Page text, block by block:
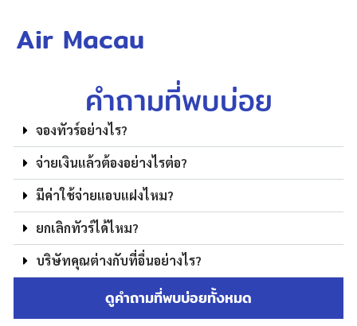
Air Macau
คำถามที่พบบ่อย
จองทัวร์อย่างไร?
จ่ายเงินแล้วต้องอย่างไรต่อ?
มีค่าใช้จ่ายแอบแฝงไหม?
ยกเลิกทัวร์ได้ไหม?
บริษัทคุณต่างกับที่อื่นอย่างไร?
ดูคำถามที่พบบ่อยทั้งหมด